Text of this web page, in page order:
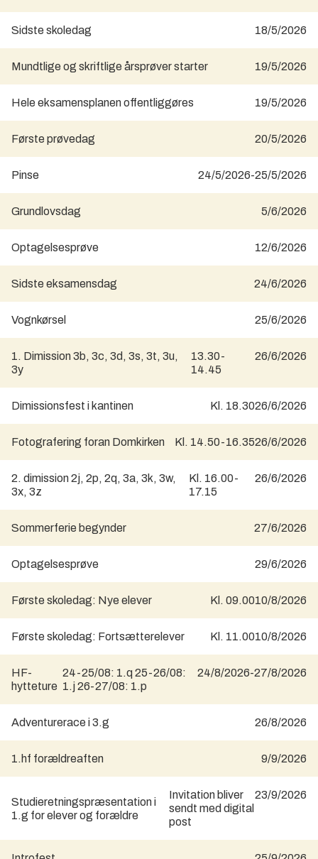
Sidste skoledag 18/5/2026
Mundtlige og skriftlige årsprøver starter 19/5/2026
Hele eksamensplanen offentliggøres 19/5/2026
Første prøvedag 20/5/2026
Pinse 24/5/2026-25/5/2026
Grundlovsdag 5/6/2026
Optagelsesprøve 12/6/2026
Sidste eksamensdag 24/6/2026
Vognkørsel 25/6/2026
1. Dimission 3b, 3c, 3d, 3s, 3t, 3u,
3y
13.30-
14.45
26/6/2026
Dimissionsfest i kantinen Kl. 18.3026/6/2026
Fotografering foran Domkirken Kl. 14.50-16.3526/6/2026
2. dimission 2j, 2p, 2q, 3a, 3k, 3w,
3x, 3z
Kl. 16.00-
17.15
26/6/2026
Sommerferie begynder 27/6/2026
Optagelsesprøve 29/6/2026
Første skoledag: Nye elever Kl. 09.0010/8/2026
Første skoledag: Fortsætterelever Kl. 11.0010/8/2026
HF-
hytteture
24-25/08: 1.q 25-26/08:
1.j 26-27/08: 1.p
24/8/2026-27/8/2026
Adventurerace i 3.g 26/8/2026
1.hf forældreaften 9/9/2026
Studieretningspræsentation i
1.g for elever og forældre
Invitation bliver
sendt med digital
post
23/9/2026